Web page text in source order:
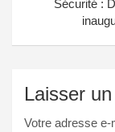
Sécurité :
Laisser
Votre adresse e-